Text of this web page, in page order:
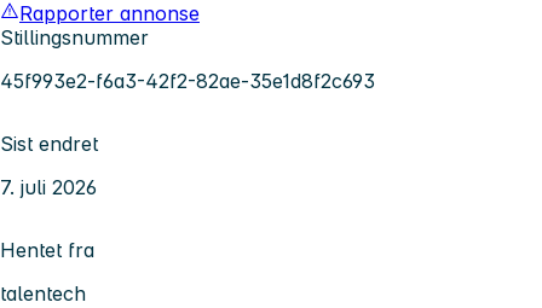
Rapporter annonse
Stillingsnummer
45f993e2-f6a3-42f2-82ae-35e1d8f2c693
Sist endret
7. juli 2026
Hentet fra
talentech